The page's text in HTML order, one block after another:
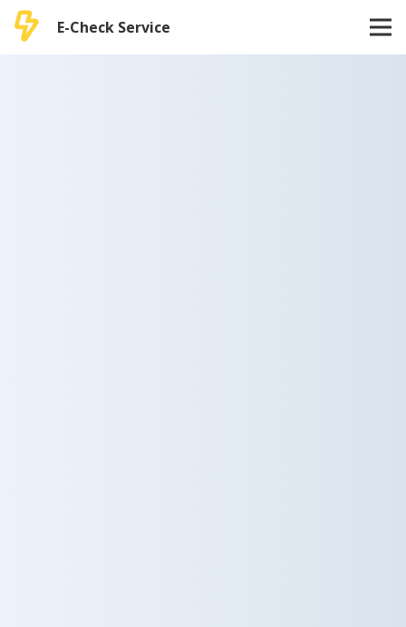
E-Check Service